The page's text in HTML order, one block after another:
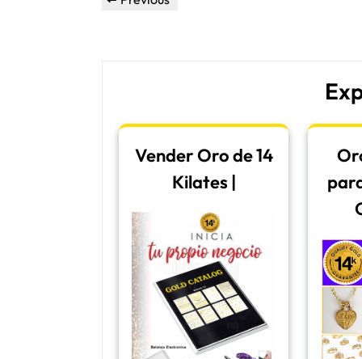
Vender Oro de 14
Kilates |